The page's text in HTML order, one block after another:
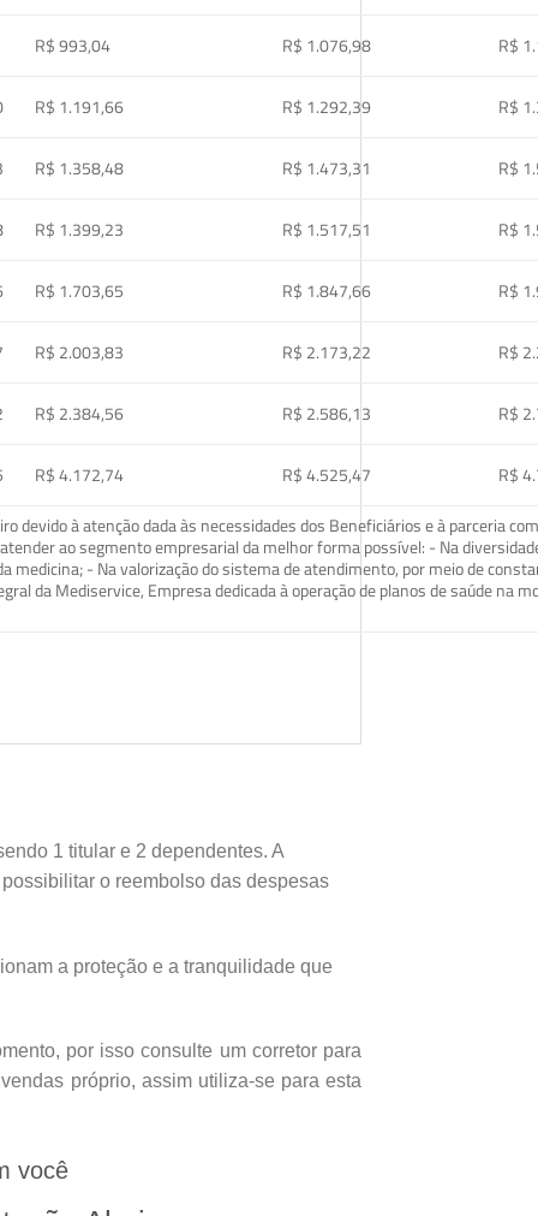
R$ 993,04 R$ 1.076,98 R$
R$ 1.191,66 R$ 1.292,39 R$
R$ 1.358,48 R$ 1.473,31 R$
R$ 1.399,23 R$ 1.517,51 R$
R$ 1.703,65 R$ 1.847,66 R$
R$ 2.003,83 R$ 2.173,22 R$
R$ 2.384,56 R$ 2.586,13 R$
R$ 4.172,74 R$ 4.525,47
R$
à atenção dada às necessidades dos Beneficiários e à parceria
ao segmento empresarial da melhor forma possível: - Na
- Na valorização do sistema de atendimento, por meio de
da Mediservice, Empresa dedicada à operação de planos de saúde na
1 titular e 2 dependentes. A
o reembolso das despesas
a proteção e a tranquilidade que
por isso consulte um corretor para
próprio, assim utiliza-se para esta
você